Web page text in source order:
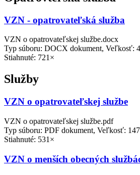
VZN - opatrovateľská služba
VZN o opatrovateľskej službe.docx
Typ súboru: DOCX dokument, Veľkosť:
Stiahnuté: 721×
Služby
VZN o opatrovateľskej službe
VZN o opatrovateľskej službe.pdf
Typ súboru: PDF dokument, Veľkosť:
Stiahnuté: 531×
VZN o menších obecných